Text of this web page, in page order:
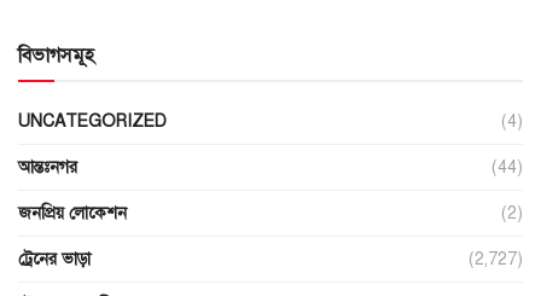
বিভাগসমূহ
UNCATEGORIZED (4)
আন্তঃনগর (44)
জনপ্রিয় লোকেশন (2)
ট্রেনের ভাড়া (2,727)